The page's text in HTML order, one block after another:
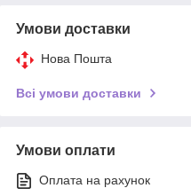
Умови доставки
Нова Пошта
Всі умови доставки
Умови оплати
Оплата на рахунок